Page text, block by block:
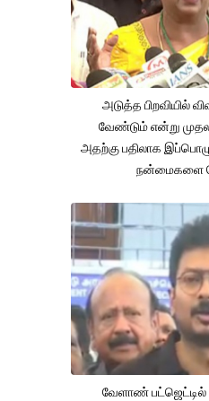
அடுத்த பிறவியில்
வேண்டும் என்று
அதற்கு பதிலாக
நன்மைகளை
வேளாண் பட்ஜெட்டில்